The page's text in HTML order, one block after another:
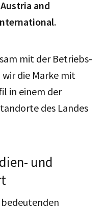
and
.
mit der Betriebs-
wir die Marke mit
in einem der
des Landes
und